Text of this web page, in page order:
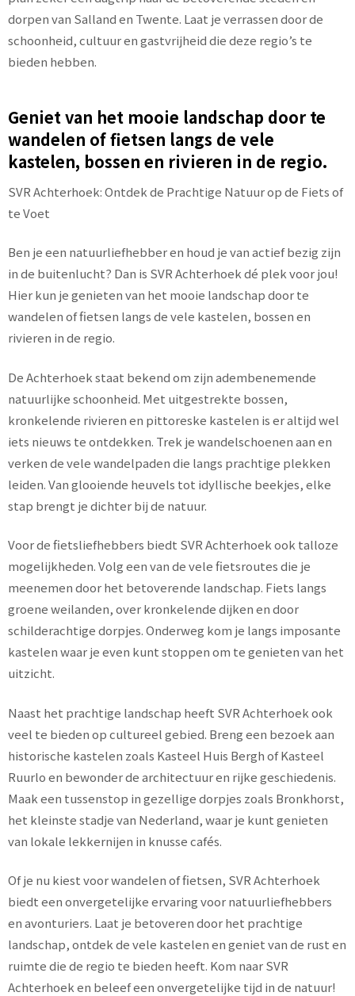
dorpen van Salland en Twente. Laat je verrassen door de
schoonheid, cultuur en gastvrijheid die deze regio’s te
bieden hebben.
Geniet van het mooie landschap door te
wandelen of fietsen langs de vele
kastelen, bossen en rivieren in de regio.
SVR Achterhoek: Ontdek de Prachtige Natuur op de Fiets of
te Voet
Ben je een natuurliefhebber en houd je van actief bezig zijn
in de buitenlucht? Dan is SVR Achterhoek dé plek voor jou!
Hier kun je genieten van het mooie landschap door te
wandelen of fietsen langs de vele kastelen, bossen en
rivieren in de regio.
De Achterhoek staat bekend om zijn adembenemende
natuurlijke schoonheid. Met uitgestrekte bossen,
kronkelende rivieren en pittoreske kastelen is er altijd wel
iets nieuws te ontdekken. Trek je wandelschoenen aan en
verken de vele wandelpaden die langs prachtige plekken
leiden. Van glooiende heuvels tot idyllische beekjes, elke
stap brengt je dichter bij de natuur.
Voor de fietsliefhebbers biedt SVR Achterhoek ook talloze
mogelijkheden. Volg een van de vele fietsroutes die je
meenemen door het betoverende landschap. Fiets langs
groene weilanden, over kronkelende dijken en door
schilderachtige dorpjes. Onderweg kom je langs imposante
kastelen waar je even kunt stoppen om te genieten van het
uitzicht.
Naast het prachtige landschap heeft SVR Achterhoek ook
veel te bieden op cultureel gebied. Breng een bezoek aan
historische kastelen zoals Kasteel Huis Bergh of Kasteel
Ruurlo en bewonder de architectuur en rijke geschiedenis.
Maak een tussenstop in gezellige dorpjes zoals Bronkhorst,
het kleinste stadje van Nederland, waar je kunt genieten
van lokale lekkernijen in knusse cafés.
Of je nu kiest voor wandelen of fietsen, SVR Achterhoek
biedt een onvergetelijke ervaring voor natuurliefhebbers
en avonturiers. Laat je betoveren door het prachtige
landschap, ontdek de vele kastelen en geniet van de rust en
ruimte die de regio te bieden heeft. Kom naar SVR
Achterhoek en beleef een onvergetelijke tijd in de natuur!